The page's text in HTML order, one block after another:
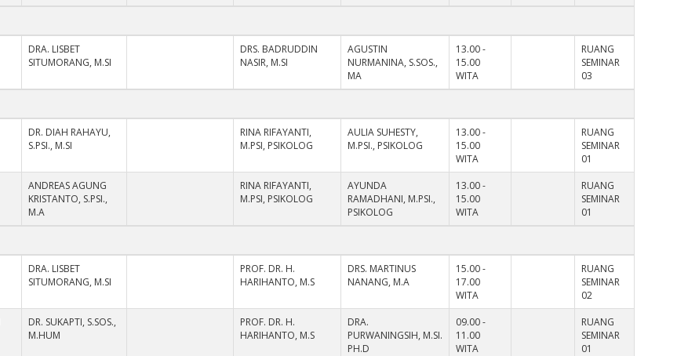
DRA. LISBET
SITUMORANG, M.SI
DRS. BADRUDDIN
NASIR, M.SI
AGUSTIN
NURMANINA, S.SOS.,
MA
13.00 -
15.00
WITA
RUANG
SEMINAR
03
DR. DIAH RAHAYU,
S.PSI., M.SI
RINA RIFAYANTI,
M.PSI, PSIKOLOG
AULIA SUHESTY,
M.PSI., PSIKOLOG
13.00 -
15.00
WITA
RUANG
SEMINAR
01
ANDREAS AGUNG
KRISTANTO, S.PSI.,
M.A
RINA RIFAYANTI,
M.PSI, PSIKOLOG
AYUNDA
RAMADHANI, M.PSI.,
PSIKOLOG
13.00 -
15.00
WITA
RUANG
SEMINAR
01
DRA. LISBET
SITUMORANG, M.SI
PROF. DR. H.
HARIHANTO, M.S
DRS. MARTINUS
NANANG, M.A
15.00 -
17.00
WITA
RUANG
SEMINAR
02
DR. SUKAPTI, S.SOS.,
M.HUM
PROF. DR. H.
HARIHANTO, M.S
DRA.
PURWANINGSIH, M.SI.
PH.D
09.00 -
11.00
WITA
RUANG
SEMINAR
01